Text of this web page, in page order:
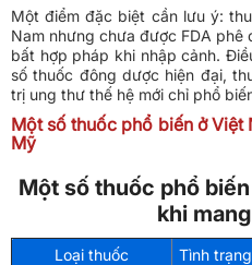
Một điểm đặc biệt cần lưu ý:
Nam nhưng chưa được FDA
bất hợp pháp khi nhập cảnh.
số thuốc đông dược hiện đại,
trị ung thư thế hệ mới chỉ phổ
Một số thuốc phổ biến ở Việt
Mỹ
Một số thuốc phổ
khi
Loại thuốc Tình